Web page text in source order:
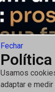
Fechar
Usamos
adaptar e